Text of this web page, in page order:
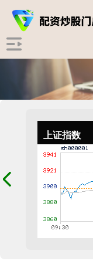
上证指数